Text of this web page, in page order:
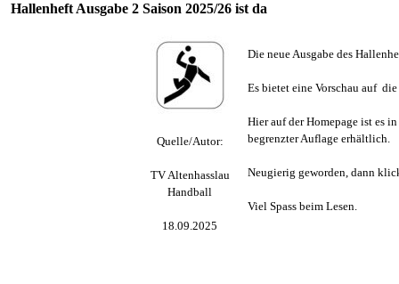
Hallenheft Ausgabe 2 Saison 2025/26 ist da
Quelle/Autor:
TV Altenhasslau
Handball
18.09.2025
Die neue Ausgabe des
Es bietet eine Vorschau auf
Hier auf der Homepage ist es
begrenzter Auflage erhältlich.
Neugierig geworden, dann
Viel Spass beim Lesen.